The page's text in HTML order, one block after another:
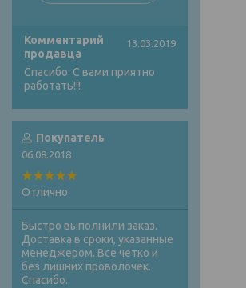
Комментарий
продавца
13.03.2019
Спасибо. С вами приятно
работать!!!
Покупатель
06.08.2018
Отлично
Быстро выполнили заказ.
Доставка в сроки, указанные
менеджером. Все четко и
без лишних проволочек.
Спасибо.